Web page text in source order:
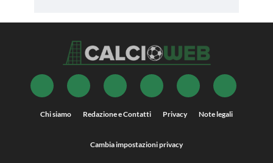
Chi siamo Redazione e Contatti Privacy Note legali
Cambia impostazioni privacy